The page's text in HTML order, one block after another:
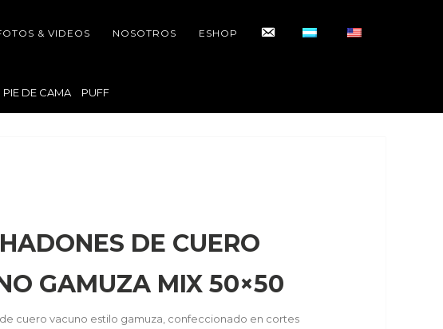
& VIDEOS NOSOTROS ESHOP CONTACTO
PIE DE CAMA PUFF
DE CUERO
GAMUZA MIX 50×50
cuero vacuno estilo gamuza, confeccionado en cortes